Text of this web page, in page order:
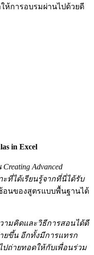
ห้การอบรมผ่านไปด้วยดี
in Excel
Advanced
ะที่ได้เรียนรู้จากที่นี่ได้รับ
นของสูตรแบบพื้นฐานได้
ามคิดและวิธีการสอนได้ดี
ยขึ้น อีกทั้งมีการแทรก
ปถ่ายทอดให้กับเพื่อนร่วม